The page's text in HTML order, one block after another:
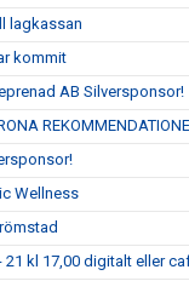
lagkassan
kommit
AB Silversponsor!
Wellness
kl 17,00 digitalt eller